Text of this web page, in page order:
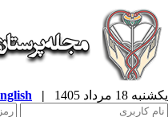
18 مرداد 1405 |
English